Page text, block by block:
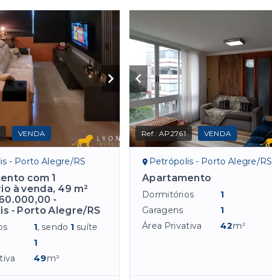
VENDA
- Porto Alegre/RS
com 1
à venda, 49 m²
-
- Porto Alegre/RS
1, sendo 1 suíte
1
49m²
Ref.:AP2761 VENDA
Petrópolis - Porto Alegre/RS
Apartamento
Dormitórios
1
Garagens
1
Área Privativa
42m²